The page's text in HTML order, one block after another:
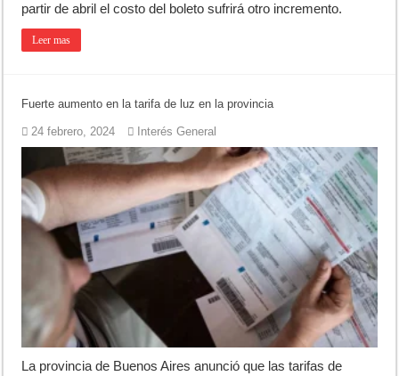
partir de abril el costo del boleto sufrirá otro incremento.
Leer mas
Fuerte aumento en la tarifa de luz en la provincia
24 febrero, 2024 Interés General
La provincia de Buenos Aires anunció que las tarifas de